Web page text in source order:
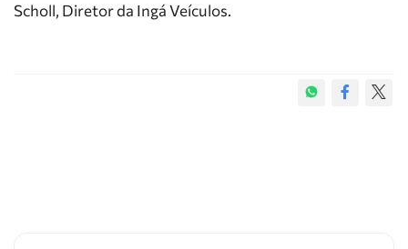
Scholl, Diretor da Ingá Veículos.